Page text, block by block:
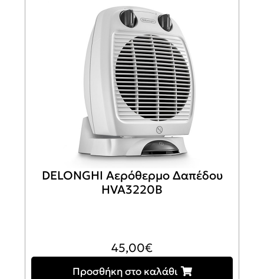
DELONGHI Αερόθερμο Δαπέδου
HVA3220B
45,00€
Προσθήκη στο καλάθι